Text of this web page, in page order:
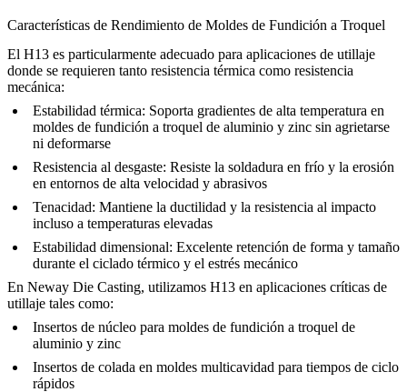
Características de Rendimiento de Moldes de Fundición a Troquel
El H13 es particularmente adecuado para aplicaciones de utillaje
donde se requieren tanto resistencia térmica como resistencia
mecánica:
Estabilidad térmica: Soporta gradientes de alta temperatura en
moldes de fundición a troquel de aluminio y zinc sin agrietarse
ni deformarse
Resistencia al desgaste: Resiste la soldadura en frío y la erosión
en entornos de alta velocidad y abrasivos
Tenacidad: Mantiene la ductilidad y la resistencia al impacto
incluso a temperaturas elevadas
Estabilidad dimensional: Excelente retención de forma y tamaño
durante el ciclado térmico y el estrés mecánico
En Neway Die Casting, utilizamos H13 en aplicaciones críticas de
utillaje tales como:
Insertos de núcleo para moldes de fundición a troquel de
aluminio y zinc
Insertos de colada en moldes multicavidad para tiempos de ciclo
rápidos